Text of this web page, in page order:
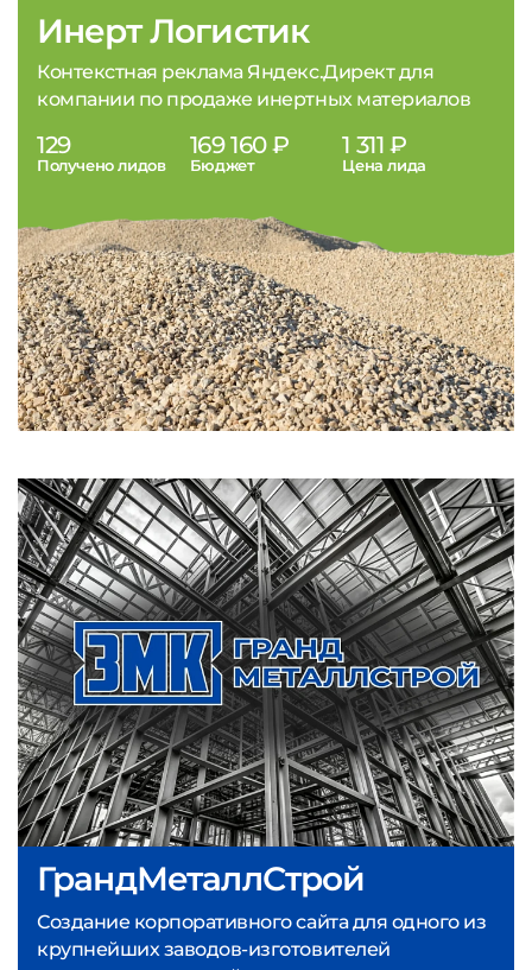
Инерт Логистик
Контекстная реклама Яндекс.Директ для
компании по продаже инертных материалов
129
Получено лидов
169 160 ₽
Бюджет
1 311 ₽
Цена лида
ГрандМеталлСтрой
Создание корпоративного сайта для одного из
крупнейших заводов-изготовителей